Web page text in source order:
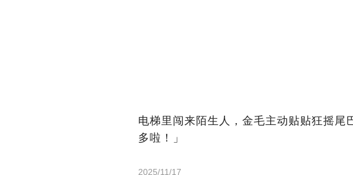
电梯里闯来陌生人，金毛主动贴贴狂摇尾
多啦！」
2025/11/17